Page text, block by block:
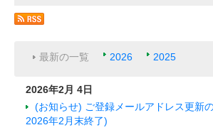
最新の一覧 2026 2025
2026年2月 4日
(お知らせ) ご登録メールアドレス更新
2026年2月末終了)